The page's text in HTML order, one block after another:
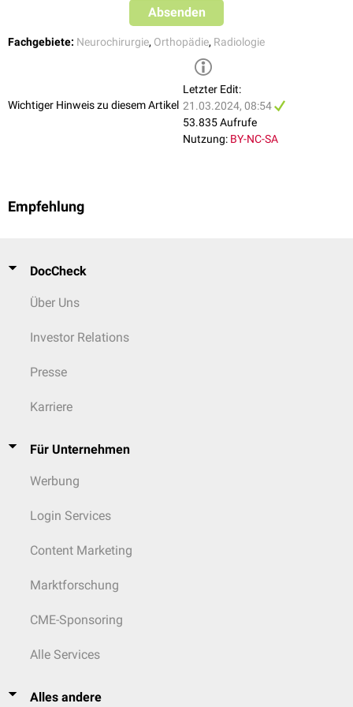
Absenden
Fachgebiete: Neurochirurgie, Orthopädie, Radiologie
Wichtiger Hinweis zu diesem Artikel
Letzter Edit:
21.03.2024, 08:54
53.835 Aufrufe
Nutzung: BY-NC-SA
Empfehlung
DocCheck
Über Uns
Investor Relations
Presse
Karriere
Für Unternehmen
Werbung
Login Services
Content Marketing
Marktforschung
CME-Sponsoring
Alle Services
Alles andere